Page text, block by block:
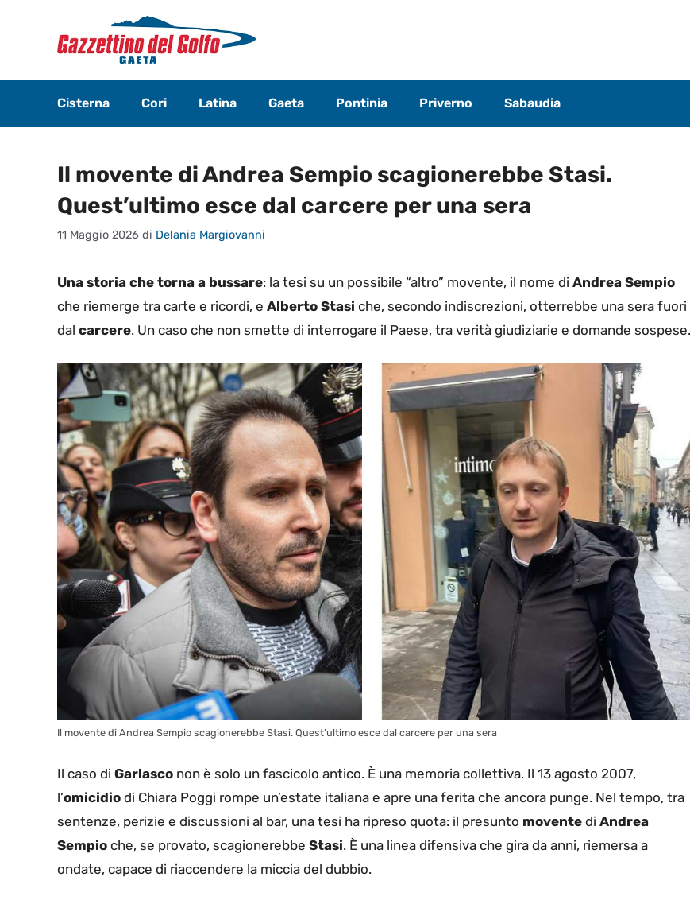
contenuto
Cisterna Cori Latina Gaeta Pontinia Priverno Sabaudia
Il movente di Andrea Sempio scagionerebbe Stasi.
Quest’ultimo esce dal carcere per una sera
11 Maggio 2026 di Delania Margiovanni
Una storia che torna a bussare: la tesi su un possibile “altro” movente, il nome di Andrea Sempio
che riemerge tra carte e ricordi, e Alberto Stasi che, secondo indiscrezioni, otterrebbe una sera fuori
dal carcere. Un caso che non smette di interrogare il Paese, tra verità giudiziarie e domande sospese.
Il movente di Andrea Sempio scagionerebbe Stasi. Quest’ultimo esce dal carcere per una sera
Il caso di Garlasco non è solo un fascicolo antico. È una memoria collettiva. Il 13 agosto 2007,
l’omicidio di Chiara Poggi rompe un’estate italiana e apre una ferita che ancora punge. Nel tempo, tra
sentenze, perizie e discussioni al bar, una tesi ha ripreso quota: il presunto movente di Andrea
Sempio che, se provato, scagionerebbe Stasi. È una linea difensiva che gira da anni, riemersa a
ondate, capace di riaccendere la miccia del dubbio.